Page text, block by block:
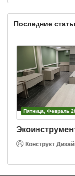
Последние
Пятница, Февраль
Конструкт